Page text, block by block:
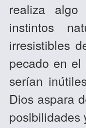
realiza algo
instintos
irresistibles
pecado en
serían
Dios aspara
posibilidades